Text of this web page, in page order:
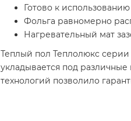
Готово к
Фольга равномерно
Нагревательный мат
Теплый пол Теплолюкс
укладывается под
технологий позволило